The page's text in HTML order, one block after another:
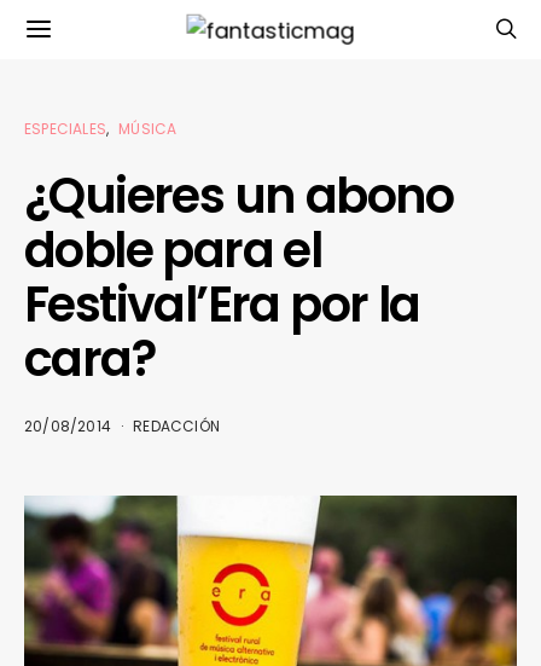
ESPECIALES MÚSICA
¿Quieres un abono
doble para el
Festival’Era por la
cara?
20/08/2014 REDACCIÓN